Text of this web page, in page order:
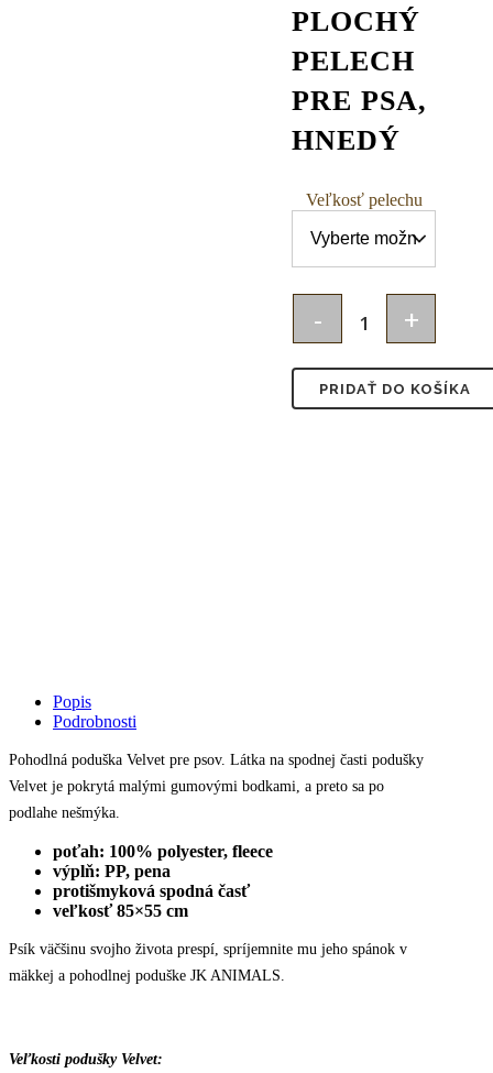
PLOCHÝ
PELECH
PRE PSA,
HNEDÝ
Veľkosť pelechu
Poduška
psa,
PRIDAŤ DO KOŠÍKA
Popis
Podrobnosti
Pohodlná poduška Velvet pre psov. Látka na spodnej časti podušky
Velvet je pokrytá malými gumovými bodkami, a preto sa po
podlahe nešmýka.
poťah: 100% polyester, fleece
výplň: PP, pena
protišmyková spodná časť
veľkosť 85×55 cm
Psík väčšinu svojho života prespí, spríjemnite mu jeho spánok v
mäkkej a pohodlnej poduške JK ANIMALS.
Veľkosti podušky Velvet: